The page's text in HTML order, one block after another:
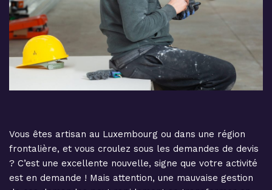
Vous êtes artisan au Luxembourg ou dans une région
frontalière, et vous croulez sous les demandes de devis
? C’est une excellente nouvelle, signe que votre activité
est en demande ! Mais attention, une mauvaise gestion